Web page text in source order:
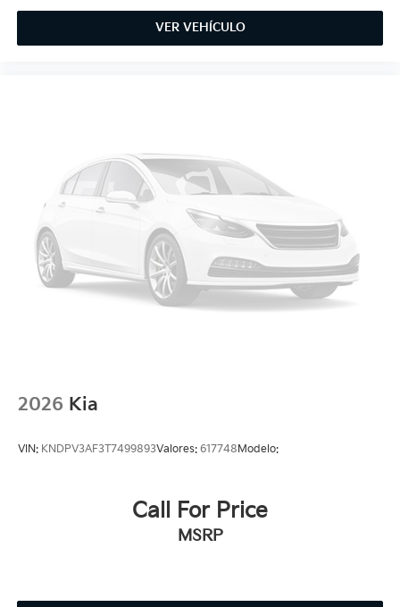
VER VEHÍCULO
2026 Kia
VIN: KNDPV3AF3T7499893Valores: 617748 Modelo:
Call For Price
MSRP